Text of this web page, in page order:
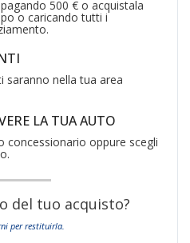
500 € o acquistala
o caricando tutti i
nella tua area
LA TUA AUTO
concessionario oppure scegli
del tuo acquisto?
per restituirla.